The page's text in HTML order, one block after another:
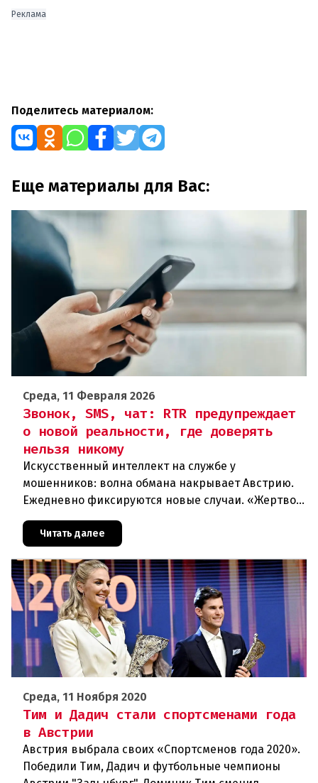
Реклама
Поделитесь материалом:
Еще материалы для Вас:
Среда, 11 Февраля 2026
Звонок, SMS, чат: RTR предупреждает
о новой реальности, где доверять
нельзя никому
Искусственный интеллект на службе у
мошенников: волна обмана накрывает Австрию.
Ежедневно фиксируются новые случаи. «Жертвой
интернете с использованием искус
Читать далее
Среда, 11 Ноября 2020
Тим и Дадич стали спортсменами года
в Австрии
Австрия выбрала своих «Спортсменов года 2020».
Победили Тим, Дадич и футбольные чемпионы